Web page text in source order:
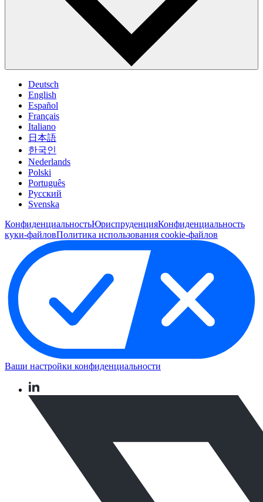
Deutsch
English
Español
Français
Italiano
日本語
한국인
Nederlands
Polski
Português
Pусский
Svenska
КонфиденциальностьЮриспруденцияКонфиденциальность
куки-файловПолитика использования cookie-файлов
Ваши настройки конфиденциальности